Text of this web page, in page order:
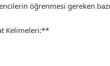
öğrenmesi gereken
Kelimeleri:**